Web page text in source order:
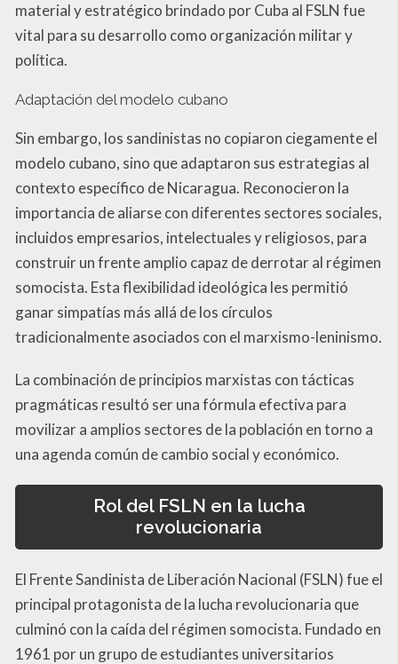
material y estratégico brindado por Cuba al FSLN fue
vital para su desarrollo como organización militar y
política.
Adaptación del modelo cubano
Sin embargo, los sandinistas no copiaron ciegamente el
modelo cubano, sino que adaptaron sus estrategias al
contexto específico de Nicaragua. Reconocieron la
importancia de aliarse con diferentes sectores sociales,
incluidos empresarios, intelectuales y religiosos, para
construir un frente amplio capaz de derrotar al régimen
somocista. Esta flexibilidad ideológica les permitió
ganar simpatías más allá de los círculos
tradicionalmente asociados con el marxismo-leninismo.
La combinación de principios marxistas con tácticas
pragmáticas resultó ser una fórmula efectiva para
movilizar a amplios sectores de la población en torno a
una agenda común de cambio social y económico.
Rol del FSLN en la lucha
revolucionaria
El Frente Sandinista de Liberación Nacional (FSLN) fue el
principal protagonista de la lucha revolucionaria que
culminó con la caída del régimen somocista. Fundado en
1961 por un grupo de estudiantes universitarios